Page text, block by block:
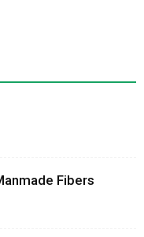
Fibers